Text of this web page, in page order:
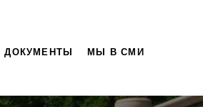
ДОКУМЕНТЫ МЫ В СМИ